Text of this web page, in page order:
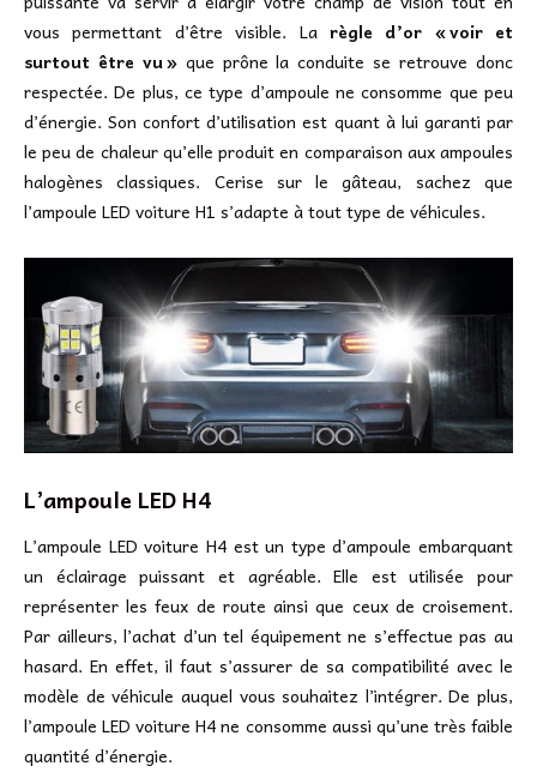
vous permettant d’être visible. Larègle d’or « voir et
surtout être vu»que prône la conduite se retrouve donc
respectée. De plus, ce type d’ampoule ne consomme que peu
d’énergie. Son confort d’utilisation est quant à lui garanti par
le peu de chaleur qu’elle produit en comparaison aux ampoules
halogènes classiques. Cerise sur le gâteau, sachez que
l’ampoule LED voiture H1 s’adapte à tout type de véhicules.
L’ampoule LED H4
L’ampoule LED voiture H4 est un type d’ampoule embarquant
un éclairage puissant et agréable. Elle est utilisée pour
représenter les feux de route ainsi que ceux de croisement.
Par ailleurs, l’achat d’un tel équipement ne s’effectue pas au
hasard. En effet, il faut s’assurer de sa compatibilité avec le
modèle de véhicule auquel vous souhaitez l’intégrer. De plus,
l’ampoule LED voiture H4 ne consomme aussi qu’une très faible
quantité d’énergie.